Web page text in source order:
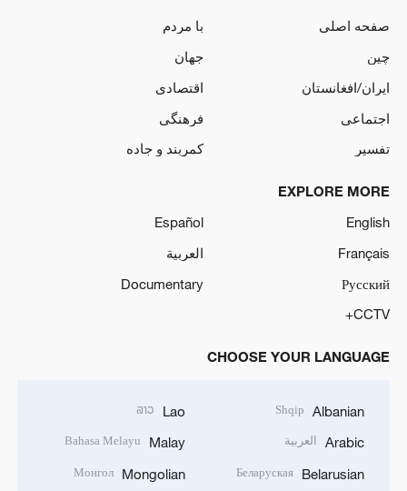
صفحه اصلی
با مردم
چین
جهان
ایران/افغانستان
اقتصادی
اجتماعی
فرهنگی
تفسیر
کمربند و جاده
EXPLORE MORE
English
Español
Français
العربية
Русский
Documentary
CCTV+
CHOOSE YOUR LANGUAGE
Albanian
Shqip
Arabic العربية
Belarusian
Беларуская
Lao
ລາວ
Malay
Bahasa Melayu
Mongolian
Монгол